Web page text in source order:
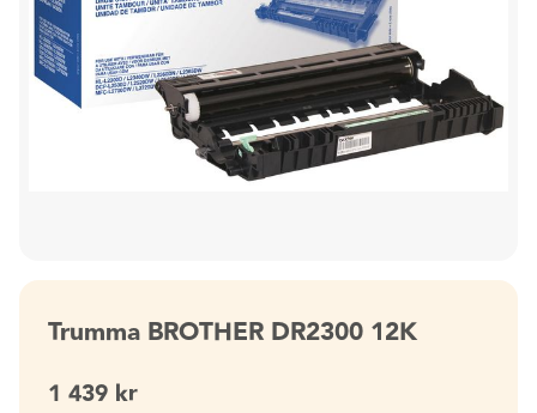
Trumma BROTHER DR2300 12K
1 439 kr